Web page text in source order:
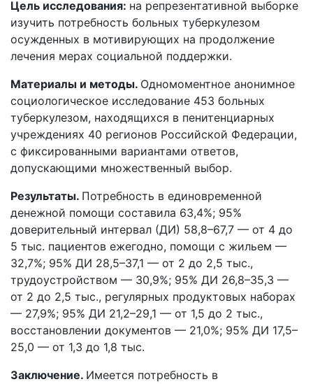
Цель исследования: на репрезентативной выборке
изучить потребность больных туберкулезом
осужденных в мотивирующих на продолжение
лечения мерах социальной поддержки.
Материалы и методы. Одномоментное анонимное
социологическое исследование 453 больных
туберкулезом, находящихся в пенитенциарных
учреждениях 40 регионов Российской Федерации,
с фиксированными вариантами ответов,
допускающими множественный выбор.
Результаты. Потребность в единовременной
денежной помощи составила 63,4%; 95%
доверительный интервал (ДИ) 58,8–67,7 — от 4 до
5 тыс. пациентов ежегодно, помощи с жильем —
32,7%; 95% ДИ 28,5–37,1 — от 2 до 2,5 тыс.,
трудоустройством — 30,9%; 95% ДИ 26,8–35,3 —
от 2 до 2,5 тыс., регулярных продуктовых наборах
— 27,9%; 95% ДИ 21,2–29,1 — от 1,5 до 2 тыс.,
восстановлении документов — 21,0%; 95% ДИ 17,5–
25,0 — от 1,3 до 1,8 тыс.
Заключение. Имеется потребность в